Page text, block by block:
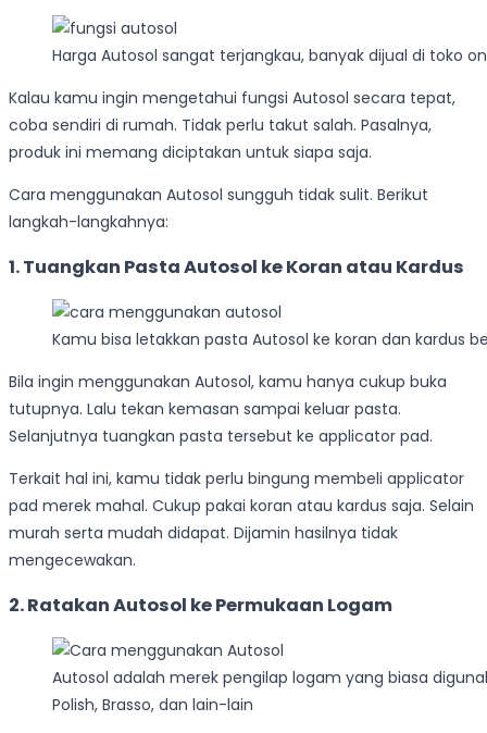
Harga Autosol sangat terjangkau, banyak dijual di toko
Kalau kamu ingin mengetahui fungsi Autosol secara tepat,
coba sendiri di rumah. Tidak perlu takut salah. Pasalnya,
produk ini memang diciptakan untuk siapa saja.
Cara menggunakan Autosol sungguh tidak sulit. Berikut
langkah-langkahnya:
1. Tuangkan Pasta Autosol ke Koran atau Kardus
Kamu bisa letakkan pasta Autosol ke koran dan kardus
Bila ingin menggunakan Autosol, kamu hanya cukup buka
tutupnya. Lalu tekan kemasan sampai keluar pasta.
Selanjutnya tuangkan pasta tersebut ke applicator pad.
Terkait hal ini, kamu tidak perlu bingung membeli applicator
pad merek mahal. Cukup pakai koran atau kardus saja. Selain
murah serta mudah didapat. Dijamin hasilnya tidak
mengecewakan.
2. Ratakan Autosol ke Permukaan Logam
Autosol adalah merek pengilap logam yang biasa
Polish, Brasso, dan lain-lain